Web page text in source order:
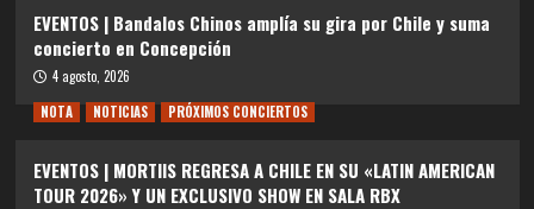
EVENTOS | Bandalos Chinos amplía su gira por Chile y suma
concierto en Concepción
4 agosto, 2026
NOTA
NOTICIAS PRÓXIMOS CONCIERTOS
EVENTOS | MORTIIS REGRESA A CHILE EN SU «LATIN AMERICAN
TOUR 2026» Y UN EXCLUSIVO SHOW EN SALA RBX